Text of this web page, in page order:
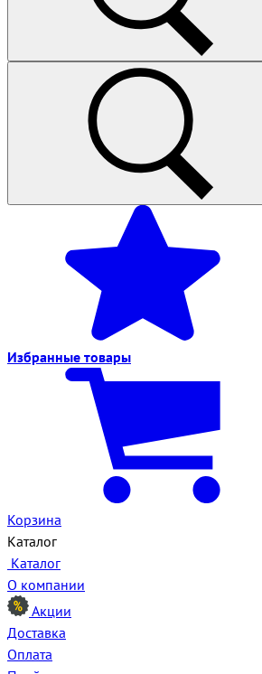
Избранные товары
Корзина
Каталог
Каталог
О компании
Акции
Доставка
Оплата